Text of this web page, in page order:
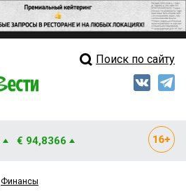
Свежий выпускПоиск по сайту
€ 94,8366
Финансы